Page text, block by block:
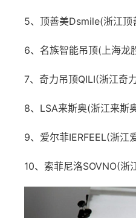
5、顶善美Dsmile(浙江顶
6、名族智能吊顶(上海龙
7、奇力吊顶QILI(浙江奇
8、LSA来斯奥(浙江来斯
9、爱尔菲IERFEEL(浙江
10、索菲尼洛SOVNO(浙